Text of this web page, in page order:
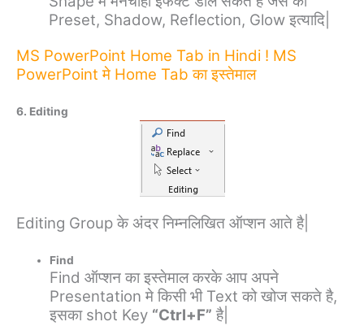
Preset, Shadow, Reflection, Glow इत्यादि|
MS PowerPoint Home Tab in Hindi ! MS
PowerPoint मे Home Tab का इस्तेमाल
6. Editing
Editing Group के अंदर निम्नलिखित ऑप्शन आते है|
Find
Find ऑप्शन का इस्तेमाल करके आप अपने
Presentation मे किसी भी Text को खोज सकते है,
इसका shot Key “Ctrl+F” है|